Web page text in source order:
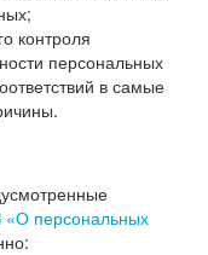
контроля
персональных
в самые
«О персональных